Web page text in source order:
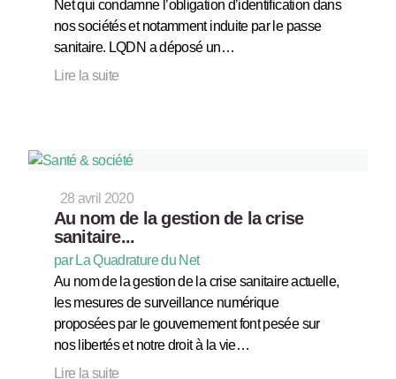
Net qui condamne l’obligation d’identification dans
nos sociétés et notamment induite par le passe
sanitaire. LQDN a déposé un…
Lire la suite
28 avril 2020
Au nom de la gestion de la crise
sanitaire...
par La Quadrature du Net
Au nom de la gestion de la crise sanitaire actuelle,
les mesures de surveillance numérique
proposées par le gouvernement font pesée sur
nos libertés et notre droit à la vie…
Lire la suite